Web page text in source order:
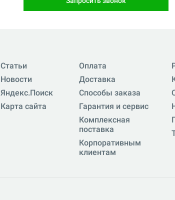
Статьи
Новости
Яндекс.Поиск
Карта сайта
Оплата
Доставка
Способы заказа
Гарантия и сервис
Комплексная
поставка
Корпоративным
клиентам